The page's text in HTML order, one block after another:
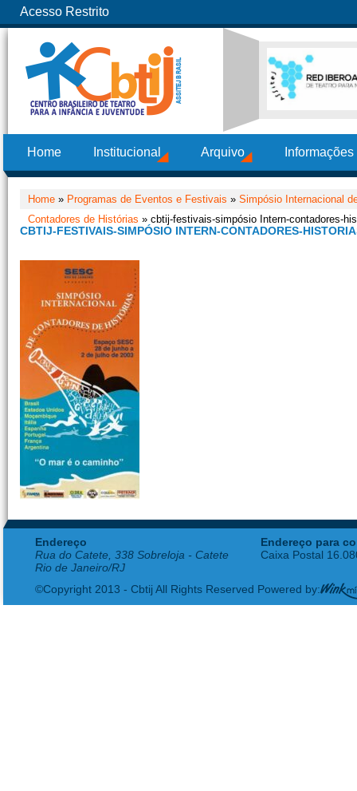
Acesso Restrito
Home Institucional Arquivo
Home » Programas de Eventos e Festivais » Simpósio Internacional
Contadores de Histórias » cbtij-festivais-simpósio Intern-contadores-
CBTIJ-FESTIVAIS-SIMPÓSIO INTERN-CONTADORES-
Endereço
Rua do Catete, 338 Sobreloja - Catete
Rio de Janeiro/RJ
Endereço para
Caixa Postal
©Copyright 2013 - Cbtij All Rights Reserved Powered by: